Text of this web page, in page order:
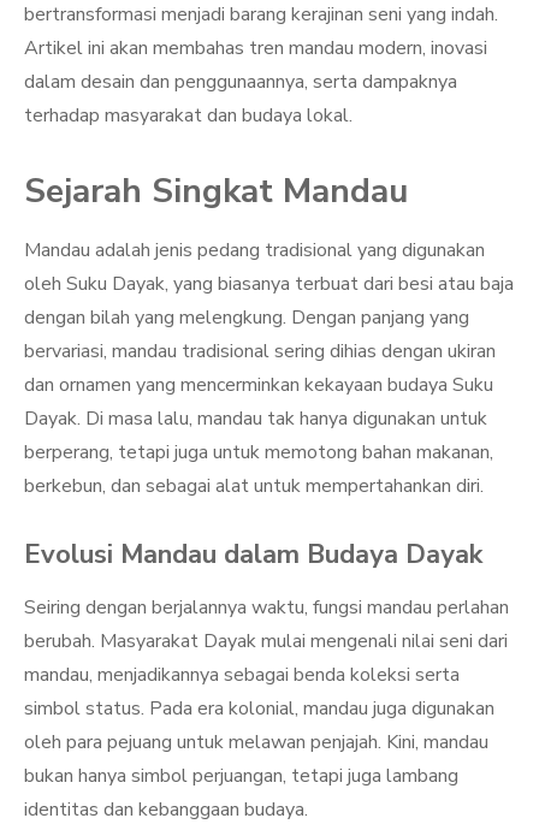
bertransformasi menjadi barang kerajinan seni yang indah.
Artikel ini akan membahas tren mandau modern, inovasi
dalam desain dan penggunaannya, serta dampaknya
terhadap masyarakat dan budaya lokal.
Sejarah Singkat Mandau
Mandau adalah jenis pedang tradisional yang digunakan
oleh Suku Dayak, yang biasanya terbuat dari besi atau baja
dengan bilah yang melengkung. Dengan panjang yang
bervariasi, mandau tradisional sering dihias dengan ukiran
dan ornamen yang mencerminkan kekayaan budaya Suku
Dayak. Di masa lalu, mandau tak hanya digunakan untuk
berperang, tetapi juga untuk memotong bahan makanan,
berkebun, dan sebagai alat untuk mempertahankan diri.
Evolusi Mandau dalam Budaya Dayak
Seiring dengan berjalannya waktu, fungsi mandau perlahan
berubah. Masyarakat Dayak mulai mengenali nilai seni dari
mandau, menjadikannya sebagai benda koleksi serta
simbol status. Pada era kolonial, mandau juga digunakan
oleh para pejuang untuk melawan penjajah. Kini, mandau
bukan hanya simbol perjuangan, tetapi juga lambang
identitas dan kebanggaan budaya.